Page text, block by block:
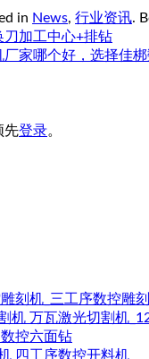
in News, 行业资讯.
加工中心+排钻
家哪个好，选择佳
先登录。
刻机_三工序数控雕
万瓦激光切割机
数控六面钻
四工序数控开料机